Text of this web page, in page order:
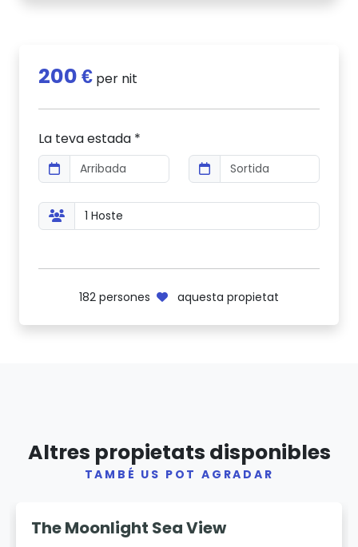
200 € per nit
La teva estada *
182 persones aquesta propietat
Altres propietats disponibles
TAMBÉ US POT AGRADAR
The Moonlight Sea View